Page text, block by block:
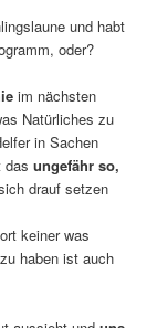
und habt
oder?
im nächsten
Natürliches zu
in Sachen
dasungefähr so,
drauf setzen
keiner was
haben ist auch